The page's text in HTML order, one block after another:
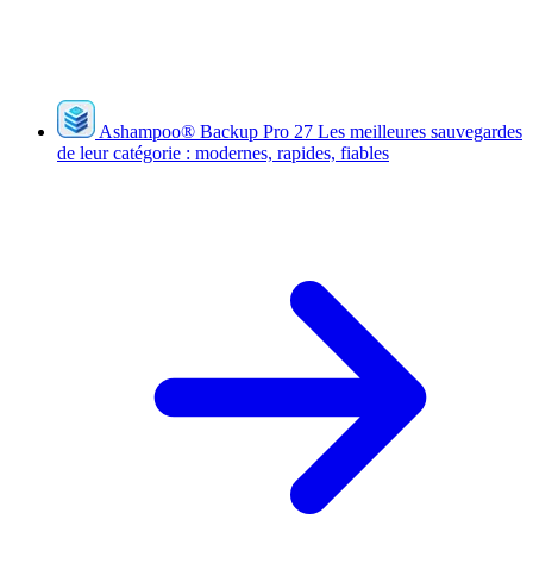
Ashampoo® Backup Pro 27 Les meilleures sauvegardes
de leur catégorie : modernes, rapides, fiables